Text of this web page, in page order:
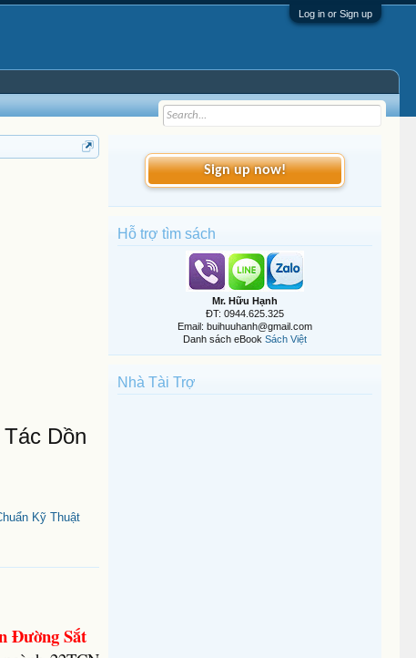
Log in or Sign up
Dồn
Kỹ Thuật
Đường Sắt
Sign up now!
Hỗ trợ tìm sách
Mr. Hữu Hạnh
ĐT: 0944.625.325
Email: buihuuhanh@gmail.com
Danh sách eBook Sách Việt
Nhà Tài Trợ